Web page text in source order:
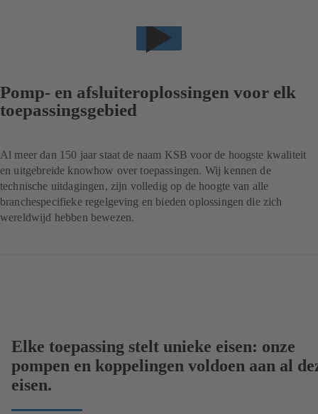
Pomp- en afsluiteroplossingen voor elk
toepassingsgebied
Al meer dan 150 jaar staat de naam KSB voor de hoogste kwaliteit
en uitgebreide knowhow over toepassingen. Wij kennen de
technische uitdagingen, zijn volledig op de hoogte van alle
branchespecifieke regelgeving en bieden oplossingen die zich
wereldwijd hebben bewezen.
Elke toepassing stelt unieke eisen: onze
pompen en koppelingen voldoen aan al
eisen.